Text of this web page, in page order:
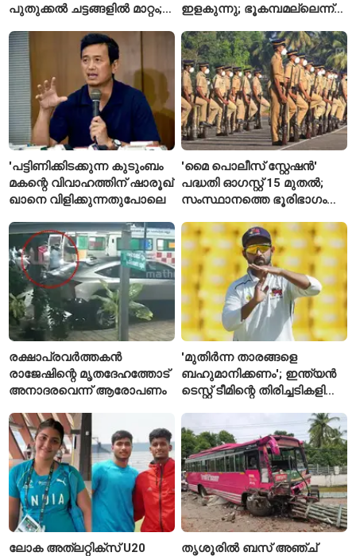
പുതുക്കൽ ചട്ടങ്ങളിൽ മാറ്റം;
അറിയേണ്ട രണ്ട് പ്രധാന
കാര്യങ്ങൾ
ഇളകുന്നു; ഭൂകമ്പമല്ലെന്ന്
'പട്ടിണിക്കിടക്കുന്ന കുടുംബം
മകന്റെ വിവാഹത്തിന് ഷാരൂഖ്
ഖാനെ വിളിക്കുന്നതുപോലെ
'മൈ പൊലീസ് സ്റ്റേഷൻ'
പദ്ധതി ഓഗസ്റ്റ് 15 മുതൽ;
സംസ്ഥാനത്തെ ഭൂരിഭാഗം
എസ്‌ഐമാർക്ക്
രക്ഷാപ്രവർത്തകൻ
രാജേഷിന്റെ മൃതദേഹത്തോട്
അനാദരവെന്ന് ആരോപണം
'മുതിർന്ന താരങ്ങളെ
ബഹുമാനിക്കണം'; ഇന്ത്യൻ
ടെസ്റ്റ് ടീമിന്റെ തിരിച്ചടികളിൽ
രഹാനെ
ലോക അത്‌ലറ്റിക്സ് U20
തൃശൂരിൽ ബസ് അഞ്ച്